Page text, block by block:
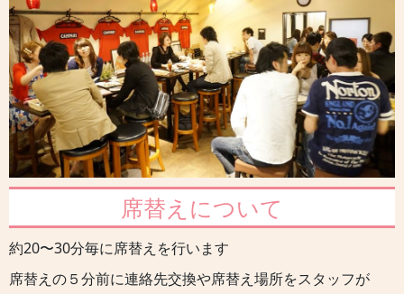
席替えについて
約20〜30分毎に席替えを行います
席替えの５分前に連絡先交換や席替え場所をスタッフが